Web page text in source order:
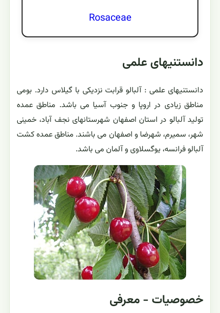
Rosaceae
دانستنیهای علمی
دانستنیهای علمی : آلبالو قرابت نزدیکی با گیلاس دارد. بومی
مناطق زیادی در اروپا و جنوب آسیا می باشد. مناطق عمده
تولید آلبالو در استان اصفهان شهرستانهای نجف آباد، خمینی
شهر، سمیرم، شهرضا و اصفهان می باشند. مناطق عمده کشت
آلبالو فرانسه، یوگسلاوی و آلمان می باشد.
خصوصیات - معرفی